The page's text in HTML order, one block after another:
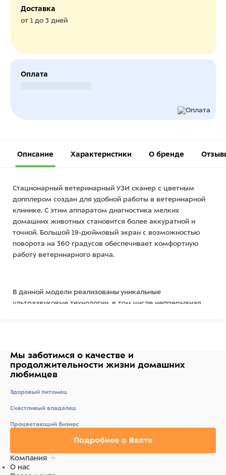
Доставка
от 1 до 3 дней
Оплата
Описание Характеристики О бренде
Стационарный ветеринарный УЗИ сканер с цветным
допплером создан для удобной работы в ветеринарной
клинике. С этим аппаратом диагностика мелких
домашних животных становится более аккуратной и
точной. Большой 19-дюймовый экран с возможностью
поворота на 360 градусов обеспечивает комфортную
работу ветеринарного врача.
В данной модели реализованы уникальные
ультразвуковые технологии, в том числе непрерывная
датчиков для разных исследований в ветеринарии.
Наличие четырех портов для датчиков позволяет не
Мы заботимся о качестве и
продолжительности жизни домашних
любимцев
Здоровый питомец
Счастливый владелец
Процветающий бизнес
Подробнее о Валте
Компания
О нас